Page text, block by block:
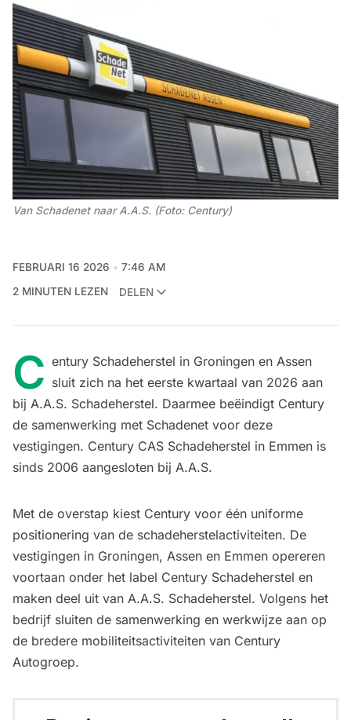
Van Schadenet naar A.A.S. (Foto: Century)
FEBRUARI 16 2026
7:46 AM
2 MINUTEN LEZEN
DELEN
C entury Schadeherstel in Groningen en Assen
sluit zich na het eerste kwartaal van 2026 aan
bij A.A.S. Schadeherstel. Daarmee beëindigt Century
de samenwerking met Schadenet voor deze
vestigingen. Century CAS Schadeherstel in Emmen is
sinds 2006 aangesloten bij A.A.S.
Met de overstap kiest Century voor één uniforme
positionering van de schadeherstelactiviteiten. De
vestigingen in Groningen, Assen en Emmen opereren
voortaan onder het label Century Schadeherstel en
maken deel uit van A.A.S. Schadeherstel. Volgens het
bedrijf sluiten de samenwerking en werkwijze aan op
de bredere mobiliteitsactiviteiten van Century
Autogroep.